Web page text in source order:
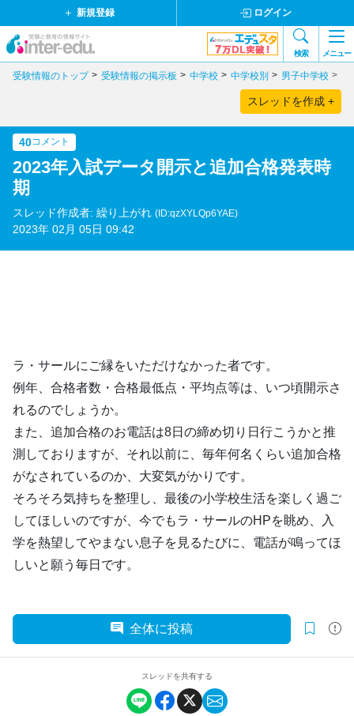
新規登録 ログイン
検索 メニュー
受験情報のトップ 受験情報の掲示板 中学校 中学校別 男子中学校
スレッドを作成 +
40コメント
2023年入試データ開示と追加合格発表時
期
スレッド作成者: 繰り上がれ (ID:qzXYLQp6YAE)
2023年 02月 05日 09:42
ラ・サールにご縁をいただけなかった者です。
例年、合格者数・合格最低点・平均点等は、いつ頃開示さ
れるのでしょうか。
また、追加合格のお電話は8日の締め切り日行こうかと推
測しておりますが、それ以前に、毎年何名くらい追加合格
がなされているのか、大変気がかりです。
そろそろ気持ちを整理し、最後の小学校生活を楽しく過ご
してほしいのですが、今でもラ・サールのHPを眺め、入
学を熱望してやまない息子を見るたびに、電話が鳴ってほ
しいと願う毎日です。
全体に投稿
スレッドを共有する